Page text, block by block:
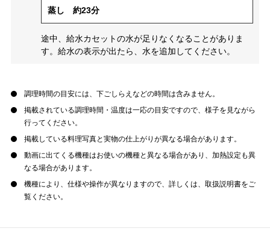
蒸し 約23分
途中、給水カセットの水が足りなくなることがありま
す。給水の表示が出たら、水を追加してください。
調理時間の目安には、下ごしらえなどの時間は含みません。
掲載されている調理時間・温度は一応の目安ですので、様子を見ながら
行ってください。
掲載している料理写真と実物の仕上がりが異なる場合があります。
動画に出てくる機種はお使いの機種と異なる場合があり、加熱設定も異
なる場合があります。
機種により、仕様や操作が異なりますので、詳しくは、取扱説明書をご
覧ください。